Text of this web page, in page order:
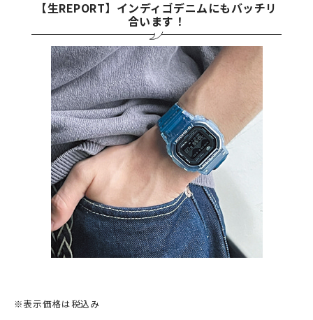
【生REPORT】インディゴデニムにもバッチリ
合います！
※表示価格は税込み